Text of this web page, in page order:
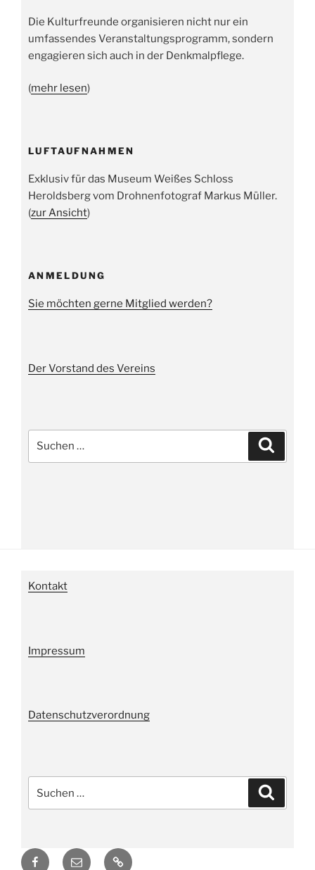
Die Kulturfreunde organisieren nicht nur ein
umfassendes Veranstaltungsprogramm, sondern
engagieren sich auch in der Denkmalpflege.
(mehr lesen)
LUFTAUFNAHMEN
Exklusiv für das Museum Weißes Schloss
Heroldsberg vom Drohnenfotograf Markus Müller.
(zur Ansicht)
ANMELDUNG
Sie möchten gerne Mitglied werden?
Der Vorstand des Vereins
nach:
Kontakt
Impressum
Datenschutzverordnung
nach:
Facebook
E-
Weißes